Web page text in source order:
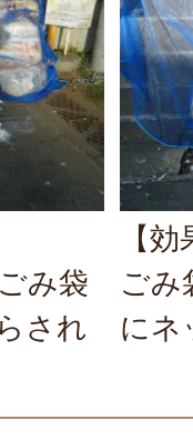
み袋
され
【
ごみ
にネ